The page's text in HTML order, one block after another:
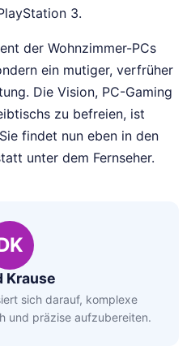
3.
der Wohnzimmer-PCs
ein mutiger, verfrüher
Die Vision, PC-Gaming
zu befreien, ist
findet nun eben in den
unter dem Fernseher.
Krause
sich darauf, komplexe
und präzise aufzubereiten.